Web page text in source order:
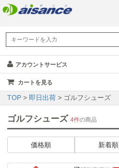
アカウントサービス
カートを見る
TOP > 即日出荷 > ゴルフシューズ
ゴルフシューズ 4件の商品
価格順 新着順